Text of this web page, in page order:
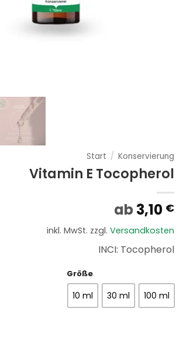
Start / Konservierung
Vitamin E Tocopherol
ab 3,10 €
inkl. MwSt. zzgl. Versandkosten
INCI: Tocopherol
Größe
10 ml 30 ml 100 ml
Menge